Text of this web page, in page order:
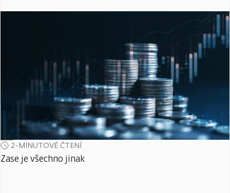
2-MINUTOVÉ ČTENÍ
Zase je všechno jinak